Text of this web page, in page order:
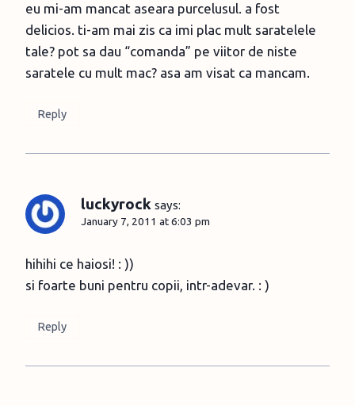
eu mi-am mancat aseara purcelusul. a fost
delicios. ti-am mai zis ca imi plac mult saratelele
tale? pot sa dau “comanda” pe viitor de niste
saratele cu mult mac? asa am visat ca mancam.
Reply
luckyrock says:
January 7, 2011 at 6:03 pm
hihihi ce haiosi! : ))
si foarte buni pentru copii, intr-adevar. : )
Reply